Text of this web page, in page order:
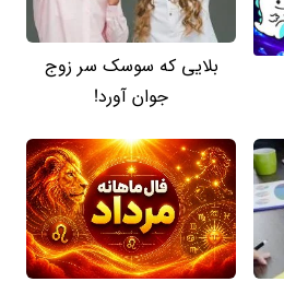
بلایی که سوسک سر زوج
جوان آورد!